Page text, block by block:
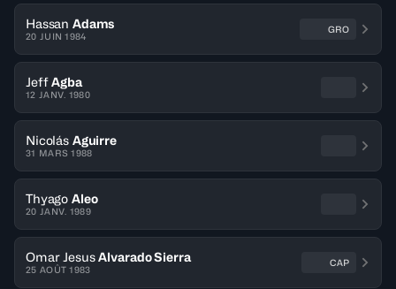
Hassan Adams
20 JUIN 1984
GRO
Jeff Agba
12 JANV. 1980
Nicolás Aguirre
31 MARS 1988
Thyago Aleo
20 JANV. 1989
Omar Jesus Alvarado Sierra
25 AOÛT 1983
CAP